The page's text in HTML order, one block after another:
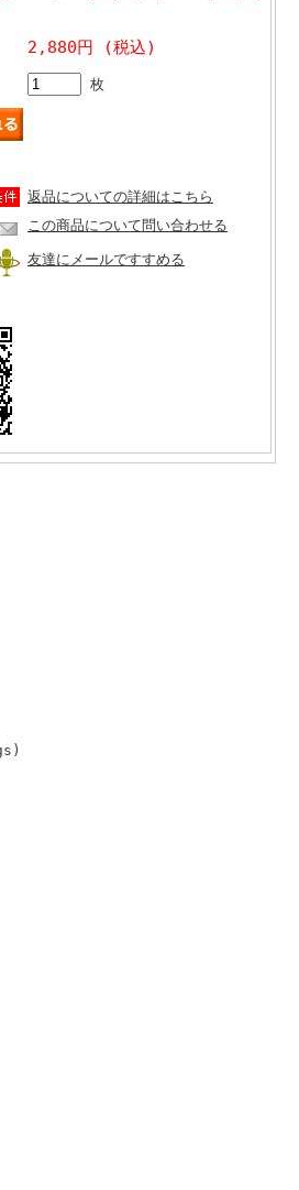
2,880円 (税込)
枚
返品についての詳細はこちら
この商品について問い合わせる
友達にメールですすめる